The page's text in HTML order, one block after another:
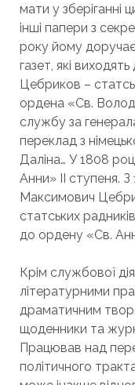
мати у зберіганні
інші папери з
року йому
газет, які
Цебриков –
ордена «Св.
службу за
переклад з
Даліна… У 1808
Анни» II ступеня. З
Максимович
статських
до ордену «Св.
Крім службової
літературними
драматичним
щоденники та
Працював над
політичного